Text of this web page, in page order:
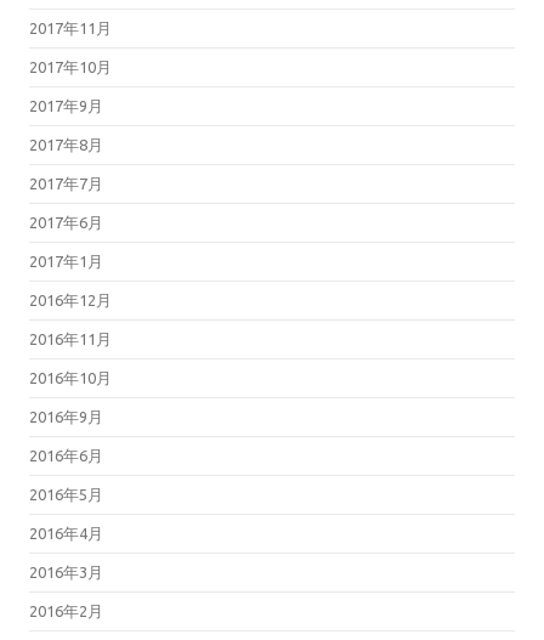
2017年11月
2017年10月
2017年9月
2017年8月
2017年7月
2017年6月
2017年1月
2016年12月
2016年11月
2016年10月
2016年9月
2016年6月
2016年5月
2016年4月
2016年3月
2016年2月